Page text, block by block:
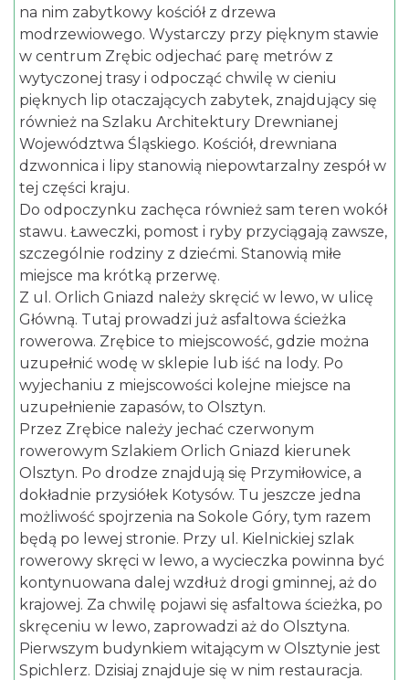
na nim zabytkowy kościół z drzewa
modrzewiowego. Wystarczy przy pięknym stawie
w centrum Zrębic odjechać parę metrów z
wytyczonej trasy i odpocząć chwilę w cieniu
pięknych lip otaczających zabytek, znajdujący się
również na Szlaku Architektury Drewnianej
Województwa Śląskiego. Kościół, drewniana
dzwonnica i lipy stanowią niepowtarzalny zespół w
tej części kraju.
Do odpoczynku zachęca również sam teren wokół
stawu. Ławeczki, pomost i ryby przyciągają zawsze,
szczególnie rodziny z dziećmi. Stanowią miłe
miejsce ma krótką przerwę.
Z ul. Orlich Gniazd należy skręcić w lewo, w ulicę
Główną. Tutaj prowadzi już asfaltowa ścieżka
rowerowa. Zrębice to miejscowość, gdzie można
uzupełnić wodę w sklepie lub iść na lody. Po
wyjechaniu z miejscowości kolejne miejsce na
uzupełnienie zapasów, to Olsztyn.
Przez Zrębice należy jechać czerwonym
rowerowym Szlakiem Orlich Gniazd kierunek
Olsztyn. Po drodze znajdują się Przymiłowice, a
dokładnie przysiółek Kotysów. Tu jeszcze jedna
możliwość spojrzenia na Sokole Góry, tym razem
będą po lewej stronie. Przy ul. Kielnickiej szlak
rowerowy skręci w lewo, a wycieczka powinna być
kontynuowana dalej wzdłuż drogi gminnej, aż do
krajowej. Za chwilę pojawi się asfaltowa ścieżka, po
skręceniu w lewo, zaprowadzi aż do Olsztyna.
Pierwszym budynkiem witającym w Olsztynie jest
Spichlerz. Dzisiaj znajduje się w nim restauracja.